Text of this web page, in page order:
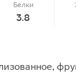
Белки
3.8